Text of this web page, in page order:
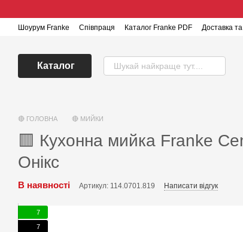
Шоурум Franke Співпраця Каталог Franke PDF Доставка
Каталог
🔴 ГОЛОВНА 🔴 МИЙКИ
🟥 Кухонна мийка Franke
Онікс
В наявності Артикул: 114.0701.819 Написати відгук
7
7